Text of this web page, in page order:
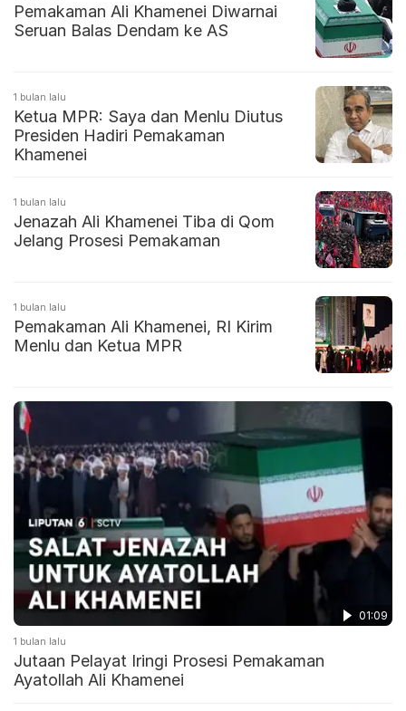
Pemakaman Ali Khamenei Diwarnai
Seruan Balas Dendam ke AS
1 bulan lalu
Ketua MPR: Saya dan Menlu Diutus
Presiden Hadiri Pemakaman
Khamenei
1 bulan lalu
Jenazah Ali Khamenei Tiba di Qom
Jelang Prosesi Pemakaman
1 bulan lalu
Pemakaman Ali Khamenei, RI Kirim
Menlu dan Ketua MPR
01:09
1 bulan lalu
Jutaan Pelayat Iringi Prosesi Pemakaman
Ayatollah Ali Khamenei